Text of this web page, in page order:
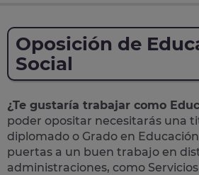
Oposición de
Social
¿Te gustaría trabajar como
poder opositar necesitarás una
diplomado o Grado en
puertas a un buen trabajo en
administraciones, como Servicios